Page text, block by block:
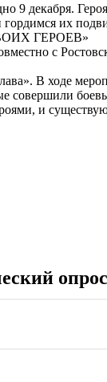
9 декабря.
их
ГЕРОЕВ»
с
В ходе
совершили
и